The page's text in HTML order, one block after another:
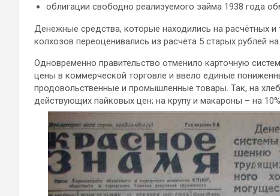
облигации свободно реализуемого займа 1938 года
Денежные средства, которые находились на расчётных и
колхозов переоценивались из расчёта 5 старых рублей
Одновременно правительство отменило карточную
цены в коммерческой торговле и ввело единые
продовольственные и промышленные товары. Так, на
действующих пайковых цен; на крупу и макароны – на